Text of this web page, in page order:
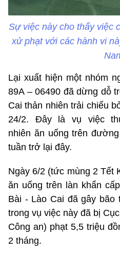
Sự việc này cho thấy việc
xử phạt với các hành vi
Lại xuất hiện một nhóm
89A – 06490 đã dừng dỗ
Cai thản nhiên trải chiếu
24/2. Đây là vụ việc
nhiên ăn uống trên
tuần trở lại đây.
Ngày 6/2 (tức mùng 2 Tết
ăn uống trên làn khẩn
Bài - Lào Cai đã gây bão
trong vụ việc này đã bị
Công an) phạt 5,5 triệu
2 tháng.